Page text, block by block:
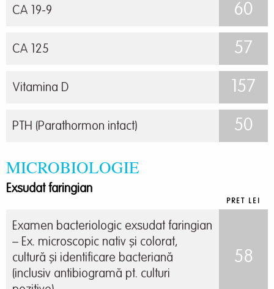
CA 19-9 60
CA 125 57
Vitamina D 157
PTH (Parathormon intact) 50
MICROBIOLOGIE
Exsudat faringian
PRET LEI
Examen bacteriologic exsudat faringian
– Ex. microscopic nativ și colorat,
cultură și identificare bacteriană
(inclusiv antibiogramă pt. culturi
58